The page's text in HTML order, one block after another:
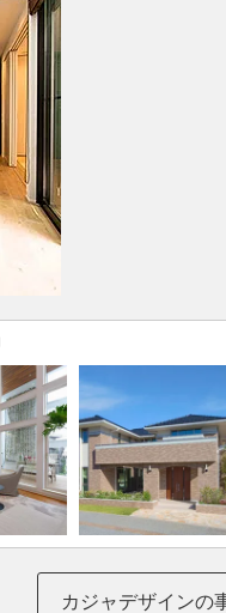
カジャデザインの